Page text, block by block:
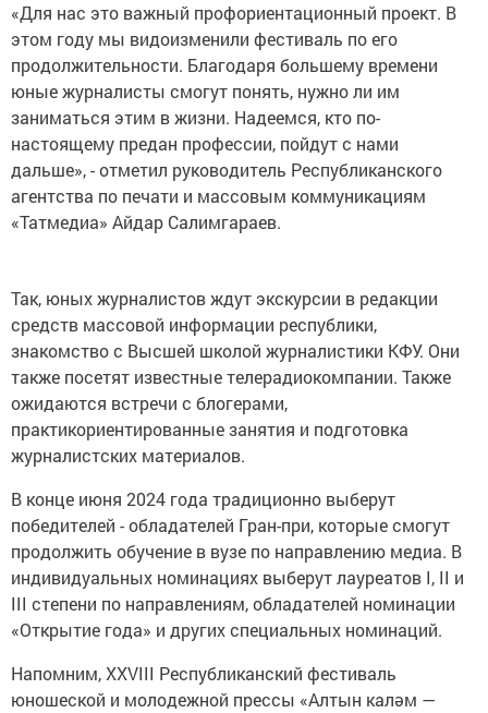
«Для нас это важный профориентационный проект. В
этом году мы видоизменили фестиваль по его
продолжительности. Благодаря большему времени
юные журналисты смогут понять, нужно ли им
заниматься этим в жизни. Надеемся, кто по-
настоящему предан профессии, пойдут с нами
дальше», - отметил руководитель Республиканского
агентства по печати и массовым коммуникациям
«Татмедиа» Айдар Салимгараев.
Так, юных журналистов ждут экскурсии в редакции
средств массовой информации республики,
знакомство с Высшей школой журналистики КФУ. Они
также посетят известные телерадиокомпании. Также
ожидаются встречи с блогерами,
практикориентированные занятия и подготовка
журналистских материалов.
В конце июня 2024 года традиционно выберут
победителей - обладателей Гран-при, которые смогут
продолжить обучение в вузе по направлению медиа. В
индивидуальных номинациях выберут лауреатов I, II и
III степени по направлениям, обладателей номинации
«Открытие года» и других специальных номинаций.
Напомним, XXVIII Республиканский фестиваль
юношеской и молодежной прессы «Алтын каләм —